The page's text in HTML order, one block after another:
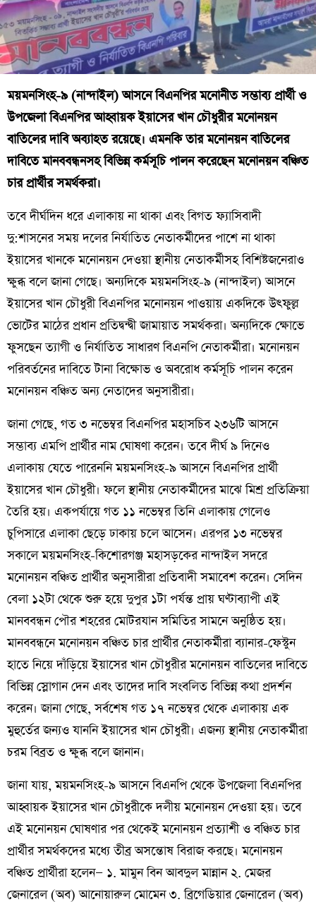
ময়মনসিংহ-৯ (নান্দাইল) আসনে বিএনপির মনোনীত সম্ভাব্য প্রার্থী ও
উপজেলা বিএনপির আহ্বায়ক ইয়াসের খান চৌধুরীর মনোনয়ন
বাতিলের দাবি অব্যাহত রয়েছে। এমনকি তার মনোনয়ন বাতিলের
দাবিতে মানববন্ধনসহ বিভিন্ন কর্মসূচি পালন করেছেন মনোনয়ন বঞ্চিত
চার প্রার্থীর সমর্থকরা।
তবে দীর্ঘদিন ধরে এলাকায় না থাকা এবং বিগত ফ্যাসিবাদী
দু:শাসনের সময় দলের নির্যাতিত নেতাকর্মীদের পাশে না থাকা
ইয়াসের খানকে মনোনয়ন দেওয়া স্থানীয় নেতাকর্মীসহ বিশিষ্টজনেরাও
ক্ষুব্ধ বলে জানা গেছে। অন্যদিকে ময়মনসিংহ-৯ (নান্দাইল) আসনে
ইয়াসের খান চৌধুরী বিএনপির মনোনয়ন পাওয়ায় একদিকে উৎফুল্ল
ভোটের মাঠের প্রধান প্রতিদ্বন্দ্বী জামায়াত সমর্থকরা। অন্যদিকে ক্ষোভে
ফুসছেন ত্যাগী ও নির্যাতিত সাধারণ বিএনপি নেতাকর্মীরা। মনোনয়ন
পরিবর্তনের দাবিতে টানা বিক্ষোভ ও অবরোধ কর্মসূচি পালন করেন
মনোনয়ন বঞ্চিত অন্য নেতাদের অনুসারীরা।
জানা গেছে, গত ৩ নভেম্বর বিএনপির মহাসচিব ২৩৬টি আসনে
সম্ভাব্য এমপি প্রার্থীর নাম ঘোষণা করেন। তবে দীর্ঘ ৯ দিনেও
এলাকায় যেতে পারেননি ময়মনসিংহ-৯ আসনে বিএনপির প্রার্থী
ইয়াসের খান চৌধুরী। ফলে স্থানীয় নেতাকর্মীদের মাঝে মিশ্র প্রতিক্রিয়া
তৈরি হয়। একপর্যায়ে গত ১১ নভেম্বর তিনি এলাকায় গেলেও
চুপিসারে এলাকা ছেড়ে ঢাকায় চলে আসেন। এরপর ১৩ নভেম্বর
সকালে ময়মনসিংহ-কিশোরগঞ্জ মহাসড়কের নান্দাইল সদরে
মনোনয়ন বঞ্চিত প্রার্থীর অনুসারীরা প্রতিবাদী সমাবেশ করেন। সেদিন
বেলা ১২টা থেকে শুরু হয়ে দুপুর ১টা পর্যন্ত প্রায় ঘণ্টাব্যাপী এই
মানববন্ধন পৌর শহরের মোটরযান সমিতির সামনে অনুষ্ঠিত হয়।
মানববন্ধনে মনোনয়ন বঞ্চিত চার প্রার্থীর নেতাকর্মীরা ব্যানার-ফেস্টুন
হাতে নিয়ে দাঁড়িয়ে ইয়াসের খান চৌধুরীর মনোনয়ন বাতিলের দাবিতে
বিভিন্ন স্লোগান দেন এবং তাদের দাবি সংবলিত বিভিন্ন কথা প্রদর্শন
করেন। জানা গেছে, সর্বশেষ গত ১৭ নভেম্বর থেকে এলাকায় এক
মুহুর্তের জন্যও যাননি ইয়াসের খান চৌধুরী। এজন্য স্থানীয় নেতাকর্মীরা
চরম বিব্রত ও ক্ষুব্ধ বলে জানান।
জানা যায়, ময়মনসিংহ-৯ আসনে বিএনপি থেকে উপজেলা বিএনপির
আহ্বায়ক ইয়াসের খান চৌধুরীকে দলীয় মনোনয়ন দেওয়া হয়। তবে
এই মনোনয়ন ঘোষণার পর থেকেই মনোনয়ন প্রত্যাশী ও বঞ্চিত চার
প্রার্থীর সমর্থকদের মধ্যে তীব্র অসন্তোষ বিরাজ করছে। মনোনয়ন
বঞ্চিত প্রার্থীরা হলেন— ১. মামুন বিন আবদুল মান্নান ২. মেজর
জেনারেল (অব) আনোয়ারুল মোমেন ৩. ব্রিগেডিয়ার জেনারেল (অব)